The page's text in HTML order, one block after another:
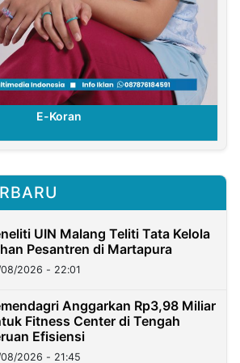
E-Koran
UIN Malang Teliti Tata Kelola
Pesantren di Martapura
2026 - 22:01
Anggarkan Rp3,98 Miliar
Fitness Center di Tengah
Efisiensi
2026 - 21:45